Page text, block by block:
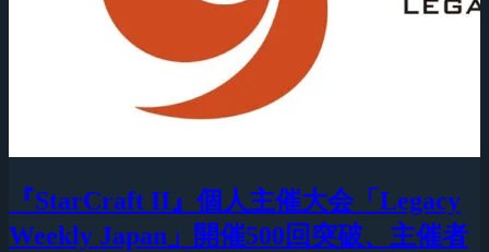
『StarCraft II』個人主催大会「Legacy
Weekly Japan」開催500回突破、主催者